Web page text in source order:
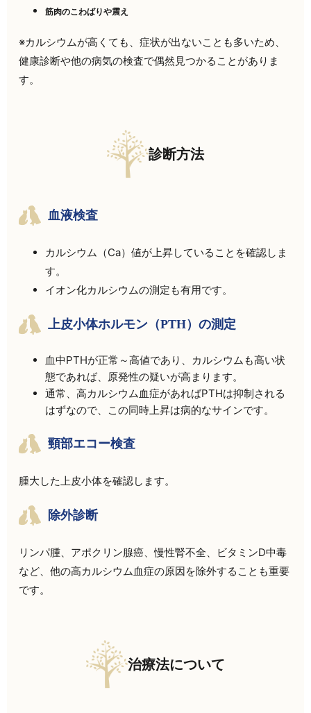
筋肉のこわばりや震え
※カルシウムが高くても、症状が出ないことも多いため、
健康診断や他の病気の検査で偶然見つかることがありま
す。
診断方法
血液検査
カルシウム（Ca）値が上昇していることを確認しま
す。
イオン化カルシウムの測定も有用です。
上皮小体ホルモン（PTH）の測定
血中PTHが正常～高値であり、カルシウムも高い状
態であれば、原発性の疑いが高まります。
通常、高カルシウム血症があればPTHは抑制される
はずなので、この同時上昇は病的なサインです。
頸部エコー検査
腫大した上皮小体を確認します。
除外診断
リンパ腫、アポクリン腺癌、慢性腎不全、ビタミンD中毒
など、他の高カルシウム血症の原因を除外することも重要
です。
治療法について